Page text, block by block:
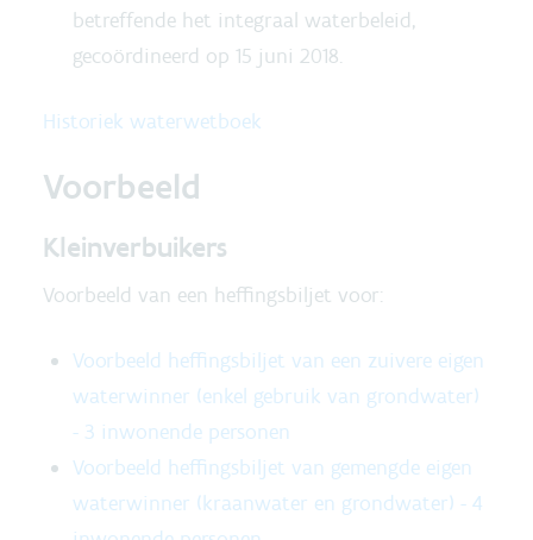
betreffende het integraal waterbeleid,
gecoördineerd op 15 juni 2018.
Historiek waterwetboek
Voorbeeld
Kleinverbuikers
Voorbeeld van een heffingsbiljet voor:
Voorbeeld heffingsbiljet van een zuivere eigen
waterwinner (enkel gebruik van grondwater)
- 3 inwonende personen
Voorbeeld heffingsbiljet van gemengde eigen
waterwinner (kraanwater en grondwater) - 4